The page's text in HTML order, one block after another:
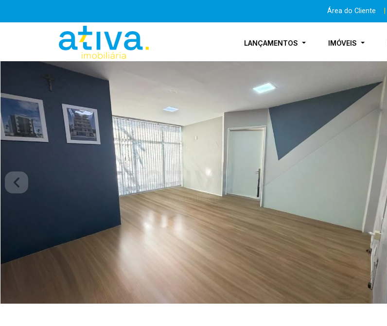
Área do Cliente
LANÇAMENTOS IMÓVEIS